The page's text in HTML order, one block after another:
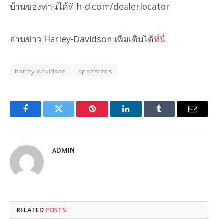
บ้านของท่านได้ที่ h-d.com/dealerlocator
อ่านข่าว Harley-Davidson เพิ่มเติมได้ที่นี่
harley-davidson sportster s
FacebookTwitter Pinterest LinkedInTumblr Email
ADMIN
RELATED POSTS